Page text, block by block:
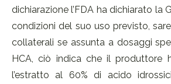
dichiarazione l’FDA ha dichiarato la
condizioni del suo uso previsto,
collaterali se assunta a dosaggi
HCA, ciò indica che il produttore
l’estratto al 60% di acido